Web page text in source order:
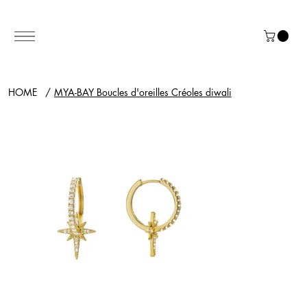
HOME / MYA-BAY Boucles d'oreilles Créoles diwali